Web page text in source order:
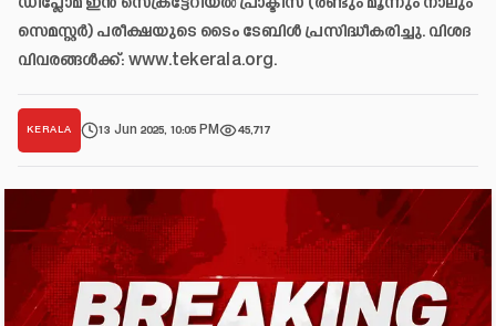
ഡിപ്ലോമ ഇൻ സെക്രട്ടേറിയൽ പ്രാക്ടീസ് (രണ്ടും മൂന്നും നാലും
സെമസ്റ്റർ) പരീക്ഷയുടെ ടൈം ടേബിൾ പ്രസിദ്ധീകരിച്ചു. വിശദ
വിവരങ്ങൾക്ക്: www.tekerala.org.
KERALA 13 Jun 2025, 10:05 PM 45,717